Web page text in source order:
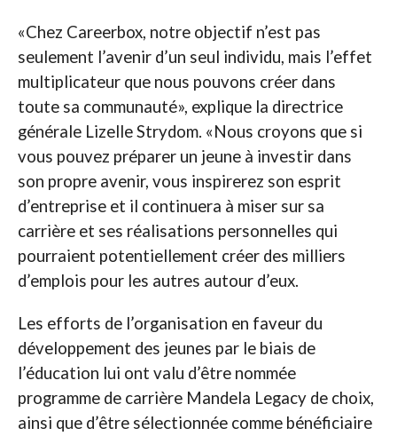
«Chez Careerbox, notre objectif n’est pas
seulement l’avenir d’un seul individu, mais l’effet
multiplicateur que nous pouvons créer dans
toute sa communauté», explique la directrice
générale Lizelle Strydom. «Nous croyons que si
vous pouvez préparer un jeune à investir dans
son propre avenir, vous inspirerez son esprit
d’entreprise et il continuera à miser sur sa
carrière et ses réalisations personnelles qui
pourraient potentiellement créer des milliers
d’emplois pour les autres autour d’eux.
Les efforts de l’organisation en faveur du
développement des jeunes par le biais de
l’éducation lui ont valu d’être nommée
programme de carrière Mandela Legacy de choix,
ainsi que d’être sélectionnée comme bénéficiaire